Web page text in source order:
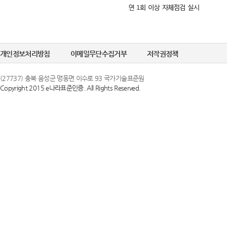
개인정보처리방침 이메일무단수집거부 저작권정책
(27737) 충북 음성군 맹동면 이수로 93 국가기술표준원
Copyright 2015 e나라표준인증. All Rights Reserved.